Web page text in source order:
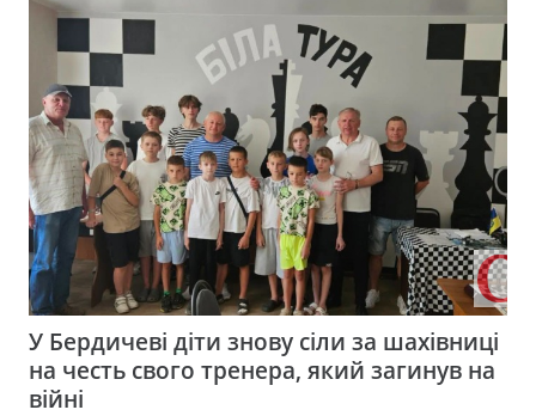
У Бердичеві діти знову сіли за шахівниці
на честь свого тренера, який загинув на
війні